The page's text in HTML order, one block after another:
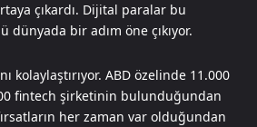
çıkardı. Dijital paralar bu
bir adım öne çıkıyor.
kolaylaştırıyor. ABD özelinde 11.000
fintech şirketinin bulunduğundan
her zaman var olduğundan